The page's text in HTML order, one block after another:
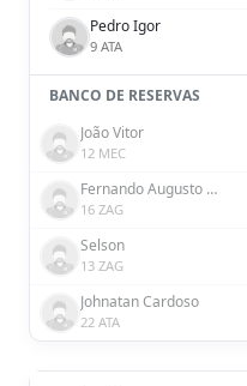
Pedro Igor
9 ATA
BANCO DE RESERVAS
João Vitor
12 MEC
Fernando Augusto Rodrigues de Araujo
16 ZAG
Selson
13 ZAG
Johnatan Cardoso
22 ATA